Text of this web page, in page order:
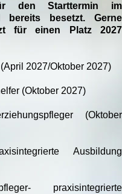
den Starttermin im
bereits besetzt. Gerne
für einen Platz 2027
2027/Oktober 2027)
(Oktober 2027)
(Oktober
Ausbildung
praxisintegrierte